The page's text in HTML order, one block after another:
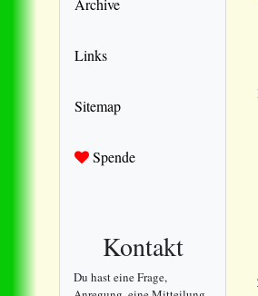
Archive
Links
Sitemap
Spende
Kontakt
Du hast eine Frage,